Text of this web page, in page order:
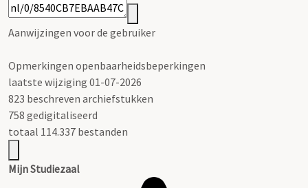
Aanwijzingen voor de gebruiker
Opmerkingen openbaarheidsbeperkingen
laatste wijziging 01-07-2026
823 beschreven archiefstukken
758 gedigitaliseerd
totaal 114.337 bestanden
Mijn Studiezaal